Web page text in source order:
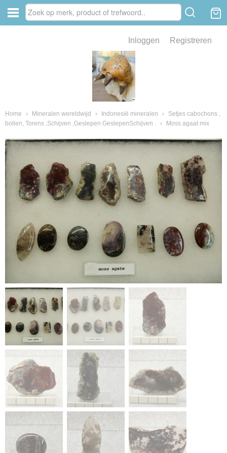
Inloggen Registreren
Home › Mineralen wereldwijd › Indonesië mineralen ›
Setjes cabochons ,
bollen, Torens ,Schijven ,Geslepen GeslepenSchijven .
› Moss agaat mix
van fossielen en mineralen